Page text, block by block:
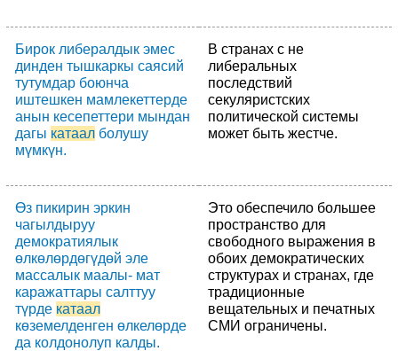
Бирок либералдык эмес
динден тышкаркы саясий
тутумдар боюнча
иштешкен мамлекеттерде
анын кесепеттери мындан
дагы катаал болушу
мүмкүн.
В странах с не
либеральных
последствий
секуляристских
политической системы
может быть жестче.
Өз пикирин эркин
чагылдыруу
демократиялык
өлкөлөрдөгүдөй эле
массалык маалы- мат
каражаттары салттуу
түрде катаал
көземелденген өлкелөрде
да колдонолуп калды.
Это обеспечило большее
пространство для
свободного выражения в
обоих демократических
структурах и странах, где
традиционные
вещательных и печатных
СМИ ограничены.